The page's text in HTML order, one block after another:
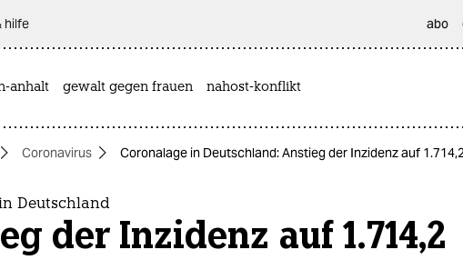
hilfe abo
anhalt gewalt gegen frauen nahost-konflikt
Coronavirus Coronalage in Deutschland: Anstieg der Inzidenz auf 1.714,2
Deutschland
der Inzidenz auf 1.714,2